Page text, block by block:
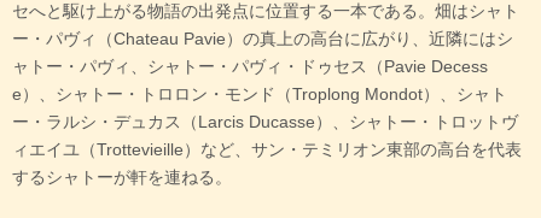
セへと駆け上がる物語の出発点に位置する一本である。畑はシャト
ー・パヴィ（Chateau Pavie）の真上の高台に広がり、近隣にはシ
ャトー・パヴィ、シャトー・パヴィ・ドゥセス（Pavie Decess
e）、シャトー・トロロン・モンド（Troplong Mondot）、シャト
ー・ラルシ・デュカス（Larcis Ducasse）、シャトー・トロットヴ
ィエイユ（Trottevieille）など、サン・テミリオン東部の高台を代表
するシャトーが軒を連ねる。